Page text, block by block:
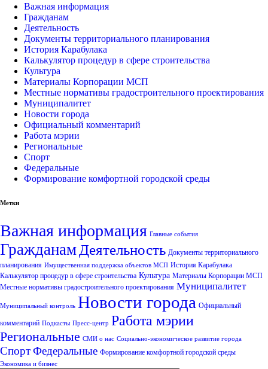
Важная информация
Гражданам
Деятельность
Документы территориального планирования
История Карабулака
Калькулятор процедур в сфере строительства
Культура
Материалы Корпорации МСП
Местные нормативы градостроительного проектирования
Муниципалитет
Новости города
Официальный комментарий
Работа мэрии
Региональные
Спорт
Федеральные
Формирование комфортной городской среды
Метки
Важная информация Главные события
Гражданам Деятельность Документы территориального
планирования Имущественная поддержка объектов МСП История Карабулака
Калькулятор процедур в сфере строительства Культура Материалы Корпорации МСП
Местные нормативы градостроительного проектирования Муниципалитет
Муниципальный контроль Новости города Официальный
комментарий Подкасты Пресс-центр Работа мэрии
Региональные СМИ о нас Социально-экономическое развитие города
СпортФедеральные Формирование комфортной городской среды
Экономика и бизнес